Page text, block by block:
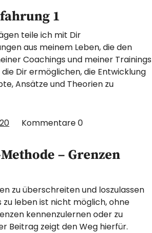
1
teile ich mit Dir
aus meinem Leben, die den
Coachings und meiner Trainings
Dir ermöglichen, die Entwicklung
Ansätze und Theorien zu
Kommentare0
– Grenzen
zu überschreiten und loszulassen
zu leben ist nicht möglich, ohne
kennenzulernen oder zu
Beitrag zeigt den Weg hierfür.